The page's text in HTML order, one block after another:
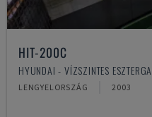
HIT-200C
HYUNDAI - VÍZSZINTES
LENGYELORSZÁG 2003